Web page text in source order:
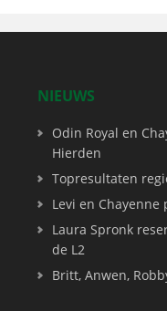
NIEUWS
Odin Royal en
Hierden
Topresultaten
Levi en Chayenne
Laura Spronk
de L2
Britt, Anwen,